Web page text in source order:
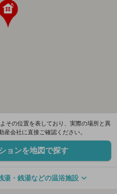
その位置を表しており、実際の場所と異
会社に直接ご確認ください。
ョンを地図で探す
湯・銭湯などの温浴施設